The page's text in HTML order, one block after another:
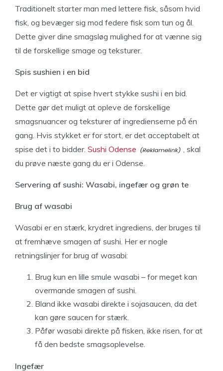
Traditionelt starter man med lettere fisk, såsom hvid
fisk, og bevæger sig mod federe fisk som tun og ål.
Dette giver dine smagsløg mulighed for at vænne sig
til de forskellige smage og teksturer.
Spis sushien i en bid
Det er vigtigt at spise hvert stykke sushi i en bid.
Dette gør det muligt at opleve de forskellige
smagsnuancer og teksturer af ingredienserne på én
gang. Hvis stykket er for stort, er det acceptabelt at
spise det i to bidder. Sushi Odense
, skal
du prøve næste gang du er i Odense.
Servering af sushi: Wasabi, ingefær og grøn te
Brug af wasabi
Wasabi er en stærk, krydret ingrediens, der bruges til
at fremhæve smagen af sushi. Her er nogle
retningslinjer for brug af wasabi:
Brug kun en lille smule wasabi – for meget kan
overmande smagen af sushi.
Bland ikke wasabi direkte i sojasaucen, da det
kan gøre saucen for stærk.
Påfør wasabi direkte på fisken, ikke risen, for at
få den bedste smagsoplevelse.
Ingefær